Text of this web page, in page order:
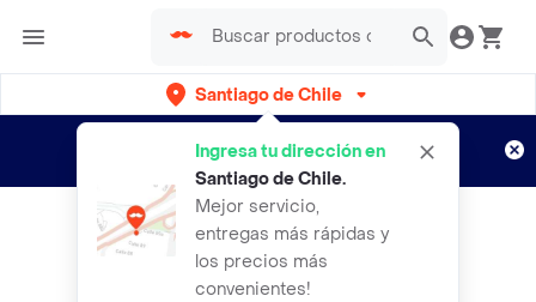
Santiago de Chile
Ingresa tu dirección en
Santiago de Chile.
Mejor servicio,
entregas más rápidas y
los precios más
convenientes!
envíos gratis por semanas
Aplican TyC